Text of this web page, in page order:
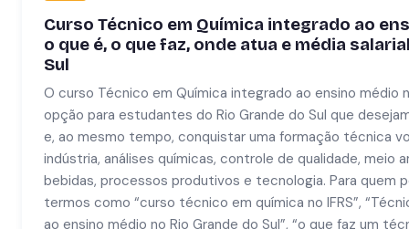
Curso Técnico em Química integrado ao
o que é, o que faz, onde atua e média
Sul
O curso Técnico em Química integrado ao ensino médio
opção para estudantes do Rio Grande do Sul que
e, ao mesmo tempo, conquistar uma formação técnica
indústria, análises químicas, controle de qualidade, meio
bebidas, processos produtivos e tecnologia. Para quem
termos como “curso técnico em química no IFRS”,
ao ensino médio no Rio Grande do Sul”, “o que faz um